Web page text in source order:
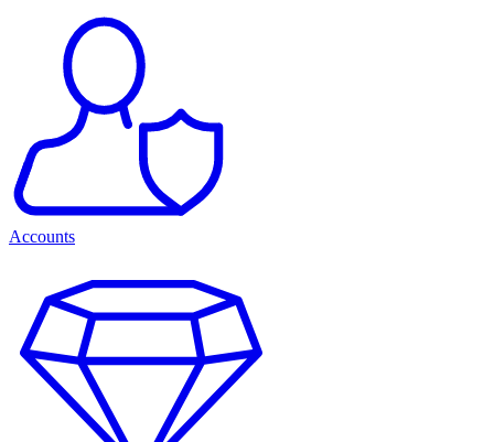
Accounts